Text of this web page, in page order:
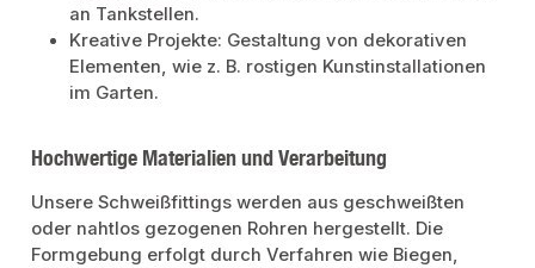
an Tankstellen.
Kreative Projekte: Gestaltung von dekorativen
Elementen, wie z. B. rostigen Kunstinstallationen
im Garten.
Hochwertige Materialien und Verarbeitung
Unsere Schweißfittings werden aus geschweißten
oder nahtlos gezogenen Rohren hergestellt. Die
Formgebung erfolgt durch Verfahren wie Biegen,